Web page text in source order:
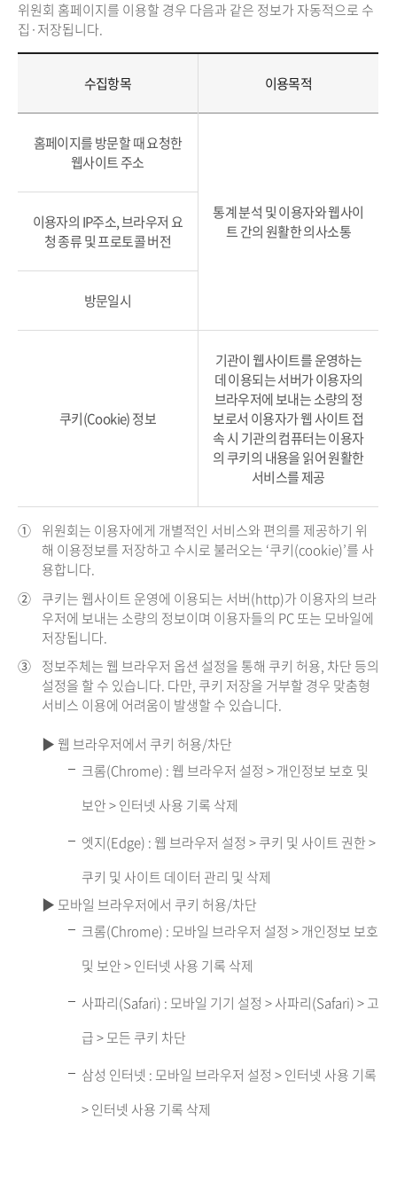
위원회 홈페이지를 이용할 경우 다음과 같은 정보가 자동적으로 수
집·저장됩니다.
수집항목 이용목적
홈페이지를 방문할 때 요청한
웹사이트 주소
통계 분석 및 이용자와 웹사이
트 간의 원활한 의사소통
이용자의 IP주소, 브라우저 요
청 종류 및 프로토콜 버전
방문일시
쿠키(Cookie) 정보
기관이 웹사이트를 운영하는
데 이용되는 서버가 이용자의
브라우저에 보내는 소량의 정
보로서 이용자가 웹 사이트 접
속 시 기관의 컴퓨터는 이용자
의 쿠키의 내용을 읽어 원활한
서비스를 제공
① 위원회는 이용자에게 개별적인 서비스와 편의를 제공하기 위
해 이용정보를 저장하고 수시로 불러오는 ‘쿠키(cookie)’를 사
용합니다.
② 쿠키는 웹사이트 운영에 이용되는 서버(http)가 이용자의 브라
우저에 보내는 소량의 정보이며 이용자들의 PC 또는 모바일에
저장됩니다.
③ 정보주체는 웹 브라우저 옵션 설정을 통해 쿠키 허용, 차단 등의
설정을 할 수 있습니다. 다만, 쿠키 저장을 거부할 경우 맞춤형
서비스 이용에 어려움이 발생할 수 있습니다.
▶ 웹 브라우저에서 쿠키 허용/차단
크롬(Chrome) : 웹 브라우저 설정 > 개인정보 보호 및
보안 > 인터넷 사용 기록 삭제
엣지(Edge) : 웹 브라우저 설정 > 쿠키 및 사이트 권한 >
쿠키 및 사이트 데이터 관리 및 삭제
▶ 모바일 브라우저에서 쿠키 허용/차단
크롬(Chrome) : 모바일 브라우저 설정 > 개인정보 보호
및 보안 > 인터넷 사용 기록 삭제
사파리(Safari) : 모바일 기기 설정 > 사파리(Safari) > 고
급 > 모든 쿠키 차단
삼성 인터넷 : 모바일 브라우저 설정 > 인터넷 사용 기록
> 인터넷 사용 기록 삭제